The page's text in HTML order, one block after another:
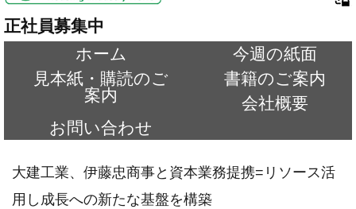
正社員募集中
ホーム
今週の紙面
見本紙・購読のご
案内
書籍のご案内
会社概要
お問い合わせ
大建工業、伊藤忠商事と資本業務提携=リソース活
用し成長への新たな基盤を構築